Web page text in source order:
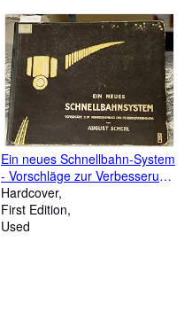
Ein neues Schnellbahn-System
- Vorschläge zur Verbesserung
des Personen-Verkehrs
Hardcover
First Edition
Used